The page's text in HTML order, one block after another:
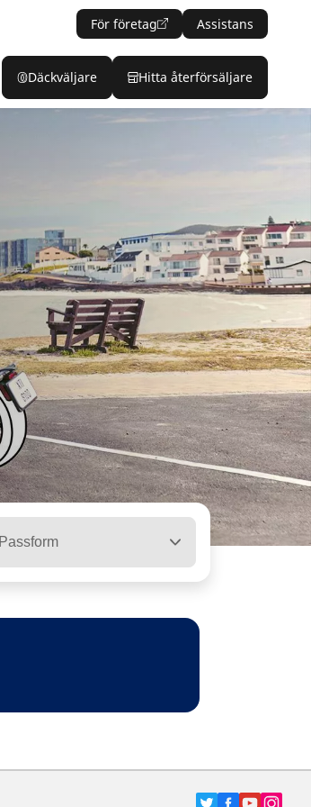
För företag Assistans
Däckväljare Hitta återförsäljare
Passform